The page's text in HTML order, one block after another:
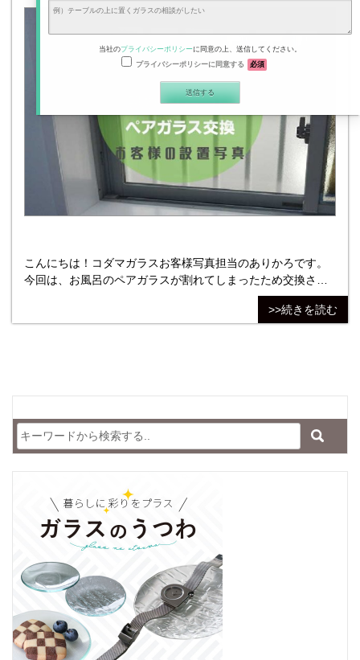
こんにちは！コダマガラスお客様写真担当のありかろです。
今回は、お風呂のペアガラスが割れてしまったため交換され
たお客様から頂いたお写真を紹介いたしました。 ＊頂いたお
>>続きを読む
当社のプライバシーポリシーに同意の上、送信してください。
プライバシーポリシーに同意する
必須